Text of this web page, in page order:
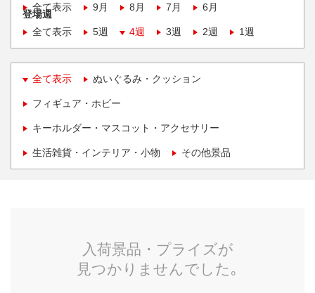
全て表示
9月 8月 7月 6月
登場週
全て表示
5週 4週 3週 2週 1週
全て表示 ぬいぐるみ・クッション
フィギュア・ホビー
キーホルダー・マスコット・アクセサリー
生活雑貨・インテリア・小物 その他景品